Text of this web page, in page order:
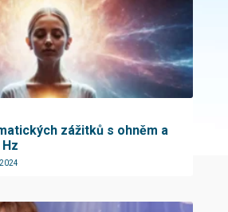
zážitků s ohněm a